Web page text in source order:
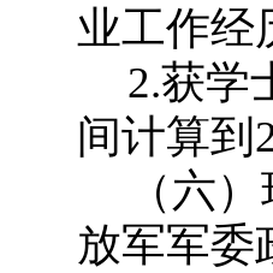
业工作经
2.获学
间计算到
（六
放军军委